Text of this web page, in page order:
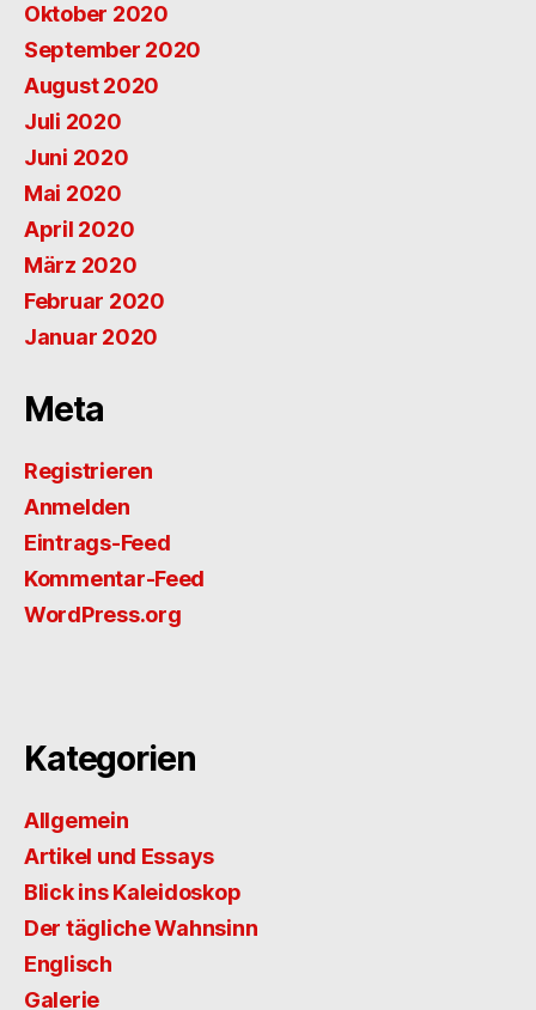
Oktober 2020
September 2020
August 2020
Juli 2020
Juni 2020
Mai 2020
April 2020
März 2020
Februar 2020
Januar 2020
Meta
Registrieren
Anmelden
Eintrags-Feed
Kommentar-Feed
WordPress.org
Kategorien
Allgemein
Artikel und Essays
Blick ins Kaleidoskop
Der tägliche Wahnsinn
Englisch
Galerie